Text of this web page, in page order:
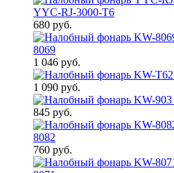
YYC-RJ-3000-T6
680 руб.
8069
1 046 руб.
1 090 руб.
845 руб.
8082
760 руб.